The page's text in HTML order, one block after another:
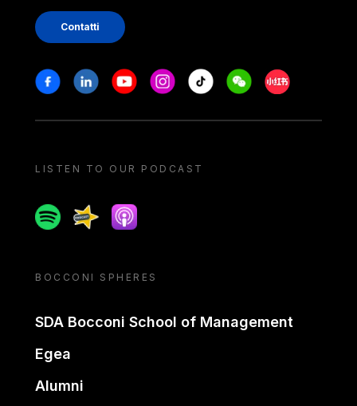
Contatti
Stay in touch
FacebookLinkedinYoutubeInstagram
Tiktok WeechatXiaohongshu/
LISTEN TO OUR PODCAST
SpotifySpreakerApple podcast
BOCCONI SPHERES
SDA Bocconi School of Management
Egea
Alumni